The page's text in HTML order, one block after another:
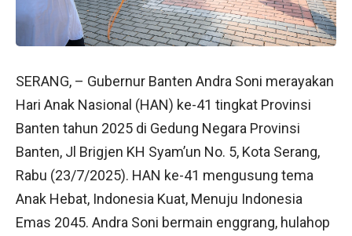
SERANG, – Gubernur Banten Andra Soni merayakan
Hari Anak Nasional (HAN) ke-41 tingkat Provinsi
Banten tahun 2025 di Gedung Negara Provinsi
Banten, Jl Brigjen KH Syam’un No. 5, Kota Serang,
Rabu (23/7/2025). HAN ke-41 mengusung tema
Anak Hebat, Indonesia Kuat, Menuju Indonesia
Emas 2045. Andra Soni bermain enggrang, hulahop